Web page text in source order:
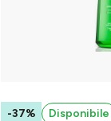
-37% Disponibile